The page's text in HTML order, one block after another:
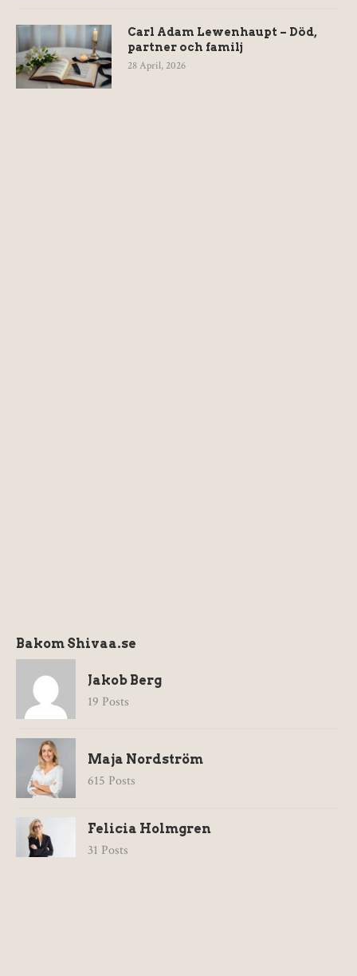
Carl Adam Lewenhaupt – Död,
partner och familj
28 April, 2026
Bakom Shivaa.se
Jakob Berg
19 Posts
Maja Nordström
615 Posts
Felicia Holmgren
31 Posts